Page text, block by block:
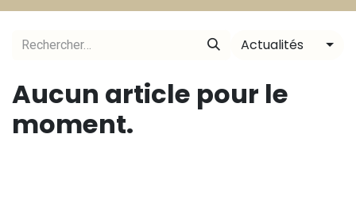
Actualités
Aucun article pour le
moment.